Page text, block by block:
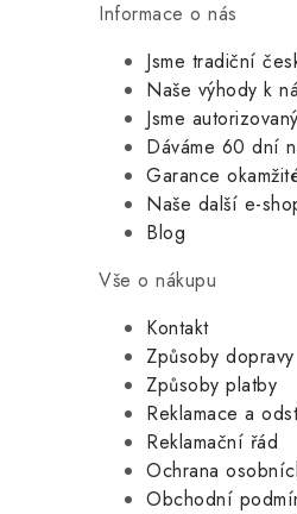
Informace o nás
Jsme tradiční
Naše výhody k
Jsme
Dáváme 60 dní
Garance
Naše další e-
Blog
Vše o nákupu
Kontakt
Způsoby dopravy
Způsoby platby
Reklamace a
Reklamační řád
Ochrana
Obchodní